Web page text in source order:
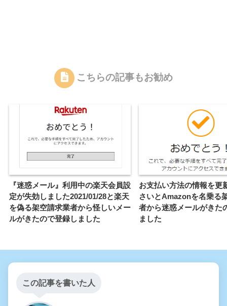
こちらの記事もお勧め
『迷惑メール』利用中の楽天会員設
定が失効しました2021/01/28と楽天
を偽る架空請求業者から怪しいメー
ルがきたので登録しました
お支払い方法の情報を更
さいとAmazonを名乗る
者から迷惑メールがきた
ました
この記事を書いた人